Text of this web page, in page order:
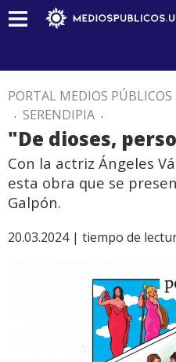
PORTAL MEDIOS PÚBLICOS
. SERENDIPIA .
"De dioses,
Con la actriz Ángeles
esta obra que se
Galpón.
20.03.2024 | tiempo de